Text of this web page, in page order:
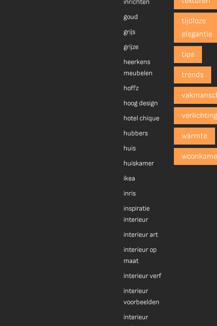
inrichten
goud
grijs
grijze
heerkens
meubelen
hoffz
hoog design
hotel chique
hubbers
huis
huiskamer
ikea
inris
inspiratie
interieur
interieur art
interieur op
maat
interieur verf
interieur
voorbeelden
interieur
tijdloze
elegantie
tips
trends
warmte